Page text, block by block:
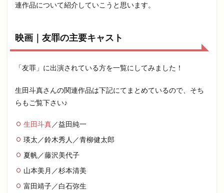
連作品について紹介していこうと思います。
映画｜友罪の主要キャスト
「友罪」に出演されている方を一覧にしてみました！
生田斗真さんの関連作品は下記にてまとめているので、そち
らもご覧下さい♪
生田斗真／益田純一
瑛太／鈴木秀人／青柳健太郎
夏帆／藤沢美代子
山本美月／杉本清美
富田靖子／白石弥生